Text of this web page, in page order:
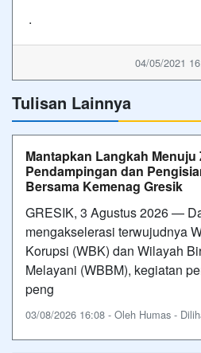
.
04/05/2021
Tulisan Lainnya
Mantapkan Langkah
Pendampingan dan
Bersama Kemenag Gresik
GRESIK, 3 Agustus 2026 —
mengakselerasi terwujudnya
Korupsi (WBK) dan Wilayah
Melayani (WBBM), kegiatan
peng
03/08/2026 16:08 - Oleh Humas -